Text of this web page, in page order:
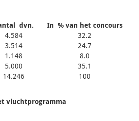
dvn.
In % van het concours
4.584
32.2
3.514
24.7
1.148
8.0
5.000
35.1
14.246 100
vluchtprogramma